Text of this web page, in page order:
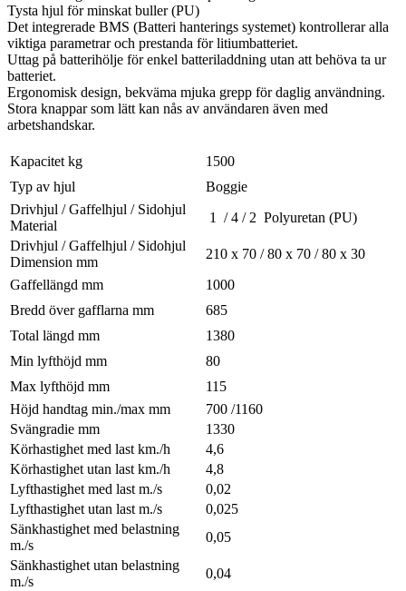
Tysta hjul för minskat buller (PU)
Det integrerade BMS (Batteri hanterings systemet) kontrollerar alla
viktiga parametrar och prestanda för litiumbatteriet.
Uttag på batterihölje för enkel batteriladdning utan att behöva ta ur
batteriet.
Ergonomisk design, bekväma mjuka grepp för daglig användning.
Stora knappar som lätt kan nås av användaren även med
arbetshandskar.
Kapacitet kg
1500
Typ av hjul
Boggie
Drivhjul / Gaffelhjul / Sidohjul
Material
1 / 4 / 2 Polyuretan (PU)
Drivhjul / Gaffelhjul / Sidohjul
Dimension mm
210 x 70 / 80 x 70 / 80 x 30
Gaffellängd mm
1000
Bredd över gafflarna mm
685
Total längd mm
1380
Min lyfthöjd mm
80
Max lyfthöjd mm
115
Höjd handtag min./max mm
700 /1160
Svängradie mm
1330
Körhastighet med last km./h
4,6
Körhastighet utan last km./h
4,8
Lyfthastighet med last m./s
0,02
Lyfthastighet utan last m./s
0,025
Sänkhastighet med belastning
m./s
0,05
Sänkhastighet utan belastning
m./s
0,04